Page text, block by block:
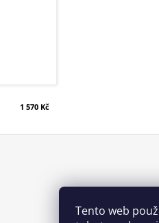
Tento web
1 570 Kč